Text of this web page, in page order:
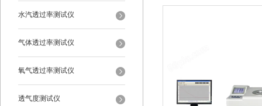
水汽透过率测试仪
气体透过率测试仪
氧气透过率测试仪
透气度测试仪